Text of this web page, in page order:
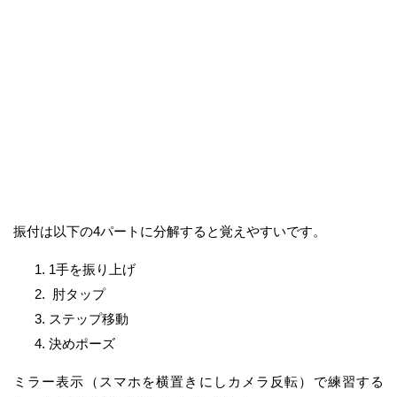
振付は以下の4パートに分解すると覚えやすいです。
1手を振り上げ
肘タップ
ステップ移動
決めポーズ
ミラー表示（スマホを横置きにしカメラ反転）で練習する